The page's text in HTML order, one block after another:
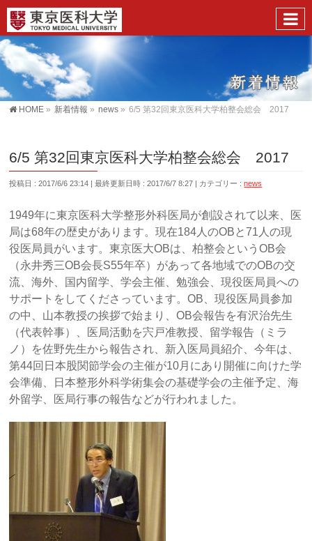
HOME » 新着情報 » news » 6/5 第32回東京医科大学柏整会総会 2017
6/5 第32回東京医科大学柏整会総会 2017
投稿日 : 2017/6/6 23:14 最終更新日時 : 2017/6/7 8:27 カテゴリー :news
1949年に東京医科大学整形外科医局が創設されて以来、医
局は68年の歴史があります。現在184人のOBと71人の現
役医局員がいます。東京医大OBは、柏整会というOB会
（永井秀三OB会長S55年卒）があって各地域でのOBの交
流、海外、国内留学、学会主催、勉強会、現役医局員への
サポートをしてくださっています。OB、現役医局員参加
の中、山本教授の挨拶で始まり、OB会報告を有沢治先生
（代表幹事）、医局活動を宍戸准教授、留学報告（ミラ
ノ）を佐野先生から報告され、新入医局員紹介、今年は、
第44回日本股関節学会の主催が10月にあり開催に向けた学
会準備、日本整形外科学術集会の基礎学会の主催予定、海
外留学、医局行事の報告などが行われました。